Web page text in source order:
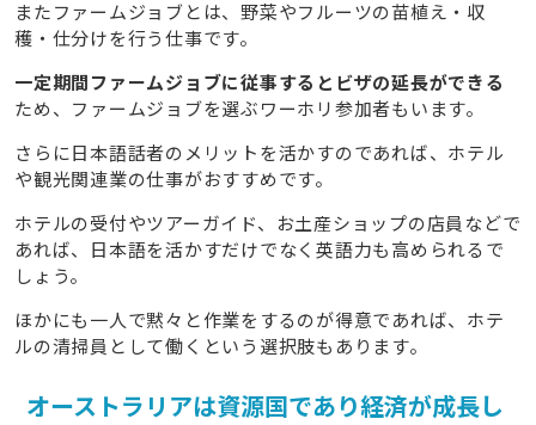
またファームジョブとは、野菜やフルーツの苗植え・収
穫・仕分けを行う仕事です。
一定期間ファームジョブに従事するとビザの延長ができる
ため、ファームジョブを選ぶワーホリ参加者もいます。
さらに日本語話者のメリットを活かすのであれば、ホテル
や観光関連業の仕事がおすすめです。
ホテルの受付やツアーガイド、お土産ショップの店員などで
あれば、日本語を活かすだけでなく英語力も高められるで
しょう。
ほかにも一人で黙々と作業をするのが得意であれば、ホテ
ルの清掃員として働くという選択肢もあります。
オーストラリアは資源国であり経済が成長し